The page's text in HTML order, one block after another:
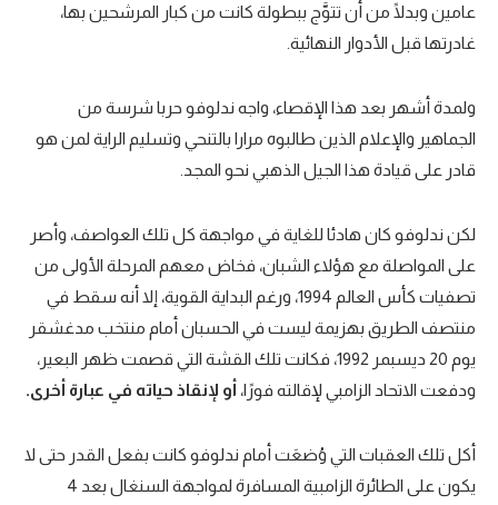
عامين وبدلًا من أن تتوَّج ببطولة كانت من كبار المرشحين بها،
غادرتها قبل الأدوار النهائية.
ولمدة أشهر بعد هذا الإقصاء، واجه ندلوفو حربا شرسة من
الجماهير والإعلام الذين طالبوه مرارا بالتنحي وتسليم الراية لمن هو
قادر على قيادة هذا الجيل الذهبي نحو المجد.
لكن ندلوفو كان هادئا للغاية في مواجهة كل تلك العواصف، وأصر
على المواصلة مع هؤلاء الشبان، فخاض معهم المرحلة الأولى من
تصفيات كأس العالم 1994، ورغم البداية القوية، إلا أنه سقط في
منتصف الطريق بهزيمة ليست في الحسبان أمام منتخب مدغشقر
يوم 20 ديسبمر 1992، فكانت تلك القشة التي قصمت ظهر البعير،
ودفعت الاتحاد الزامبي لإقالته فورًا، أو لإنقاذ حياته في عبارة أخرى.
أكل تلك العقبات التي وُضعَت أمام ندلوفو كانت بفعل القدر حتى لا
يكون على الطائرة الزامبية المسافرة لمواجهة السنغال بعد 4